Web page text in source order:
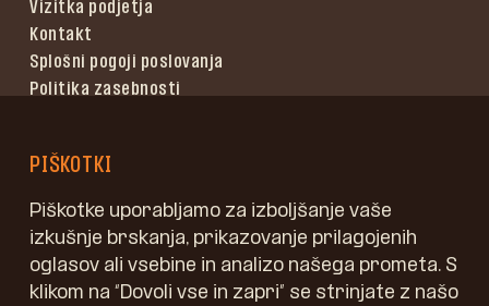
Vizitka podjetja
Kontakt
Splošni pogoji poslovanja
Politika zasebnosti
PIŠKOTKI
Piškotke uporabljamo za izboljšanje vaše
izkušnje brskanja, prikazovanje prilagojenih
oglasov ali vsebine in analizo našega prometa. S
klikom na “Dovoli vse in zapri” se strinjate z našo